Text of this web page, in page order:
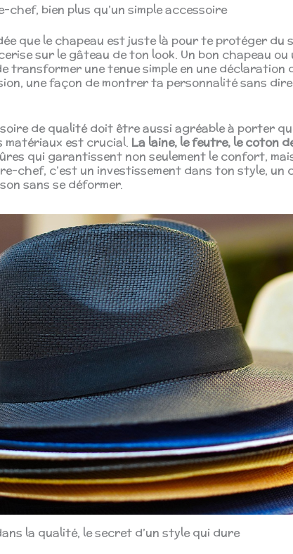
chef, bien plus qu’un simple accessoire
que le chapeau est juste là pour te protéger du
sur le gâteau de ton look. Un bon chapeau
transformer une tenue simple en une déclaration
une façon de montrer ta personnalité sans
de qualité doit être aussi agréable à porter
matériaux est crucial. La laine, le feutre, le coton
qui garantissent non seulement le confort,
chef, c’est un investissement dans ton style, un
sans se déformer.
la qualité, le secret d’un style qui dure